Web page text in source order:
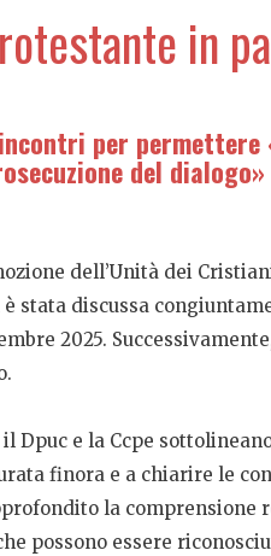
in
per
del dialogo»
dell’Unità dei
stata discussa
2025.
il Dpuc e la Ccpe
finora e a chiarire le
la comprensione
possono essere